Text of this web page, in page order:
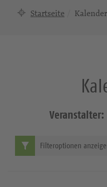
Startseite Kalender
Veranstalter:
Filteroptionen